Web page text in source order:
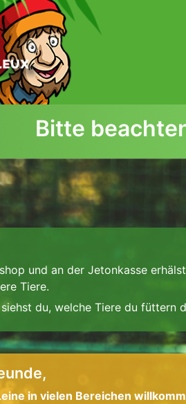
Bitte
und an der Jetonkasse
Tiere.
du, welche Tiere du füttern
in vielen Bereichen